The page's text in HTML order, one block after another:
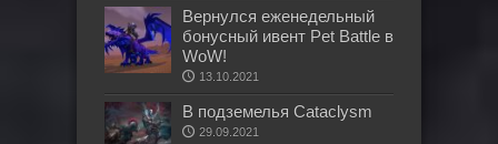
Вернулся еженедельный
бонусный ивент Pet Battle в
WoW!
13.10.2021
В подземелья Cataclysm
29.09.2021